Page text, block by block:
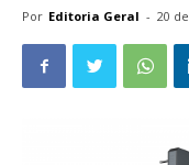
Por Editoria Geral - 20